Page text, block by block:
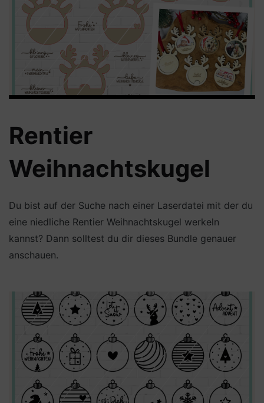
Rentier
Weihnachtskugel
Du bist auf der Suche nach einer Laserdatei mit der du
eine niedliche Rentier Weihnachtskugel werkeln
kannst? Dann solltest du dir dieses Bundle genauer
anschauen.